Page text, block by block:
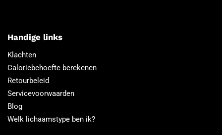
Handige links
Klachten
Caloriebehoefte berekenen
Retourbeleid
Servicevoorwaarden
Blog
Welk lichaamstype ben ik?